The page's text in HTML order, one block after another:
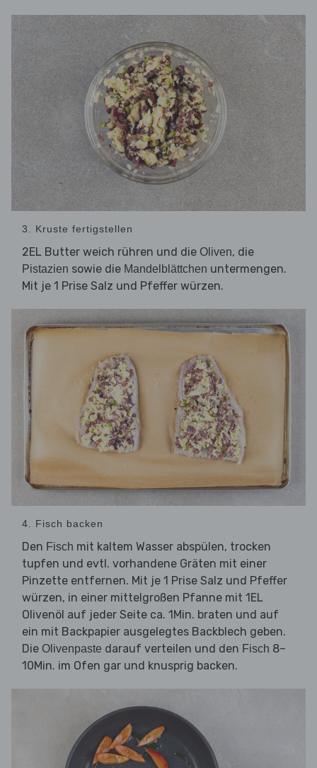
3. Kruste fertigstellen
2EL Butter weich rühren und die Oliven, die
Pistazien sowie die Mandelblättchen untermengen.
Mit je 1 Prise Salz und Pfeffer würzen.
4. Fisch backen
Den Fisch mit kaltem Wasser abspülen, trocken
tupfen und evtl. vorhandene Gräten mit einer
Pinzette entfernen. Mit je 1 Prise Salz und Pfeffer
würzen, in einer mittelgroßen Pfanne mit 1EL
Olivenöl auf jeder Seite ca. 1Min. braten und auf
ein mit Backpapier ausgelegtes Backblech geben.
Die Olivenpaste darauf verteilen und den Fisch 8–
10Min. im Ofen gar und knusprig backen.